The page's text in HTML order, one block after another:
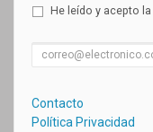
He leído y acepto la
Contacto
Política Privacidad